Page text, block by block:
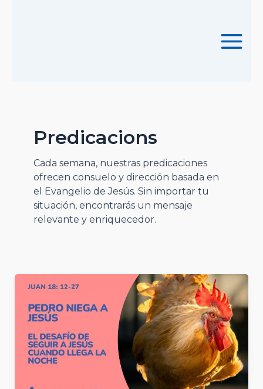
Main
Predicacions
Cada semana, nuestras predicaciones
ofrecen consuelo y dirección basada en
el Evangelio de Jesús. Sin importar tu
situación, encontrarás un mensaje
relevante y enriquecedor.